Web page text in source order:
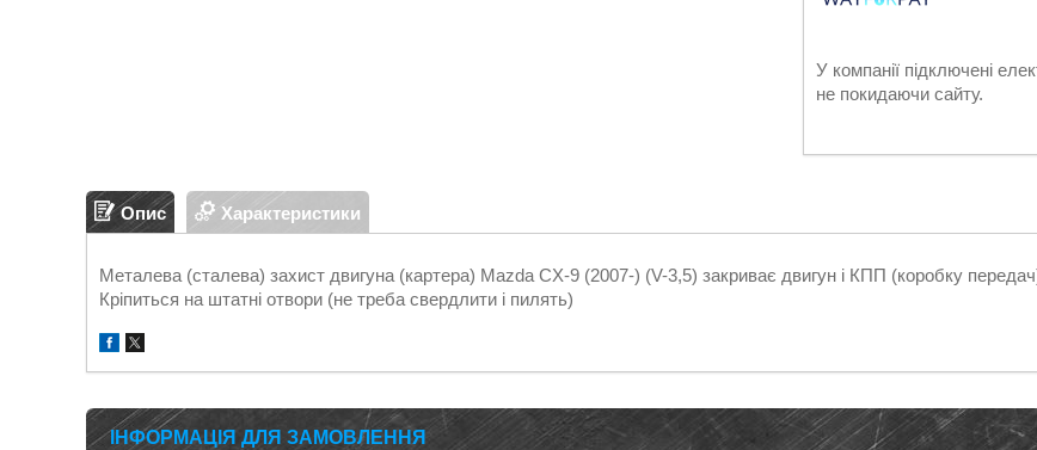
У компанії підключені
не покидаючи сайту.
Опис Характеристики
Металева (сталева) захист двигуна (картера) Mazda CX-9 (2007-) (V-3,5) закриває двигун і КПП (коробку
Кріпиться на штатні отвори (не треба свердлити і пилять)
ІНФОРМАЦІЯ ДЛЯ ЗАМОВЛЕННЯ